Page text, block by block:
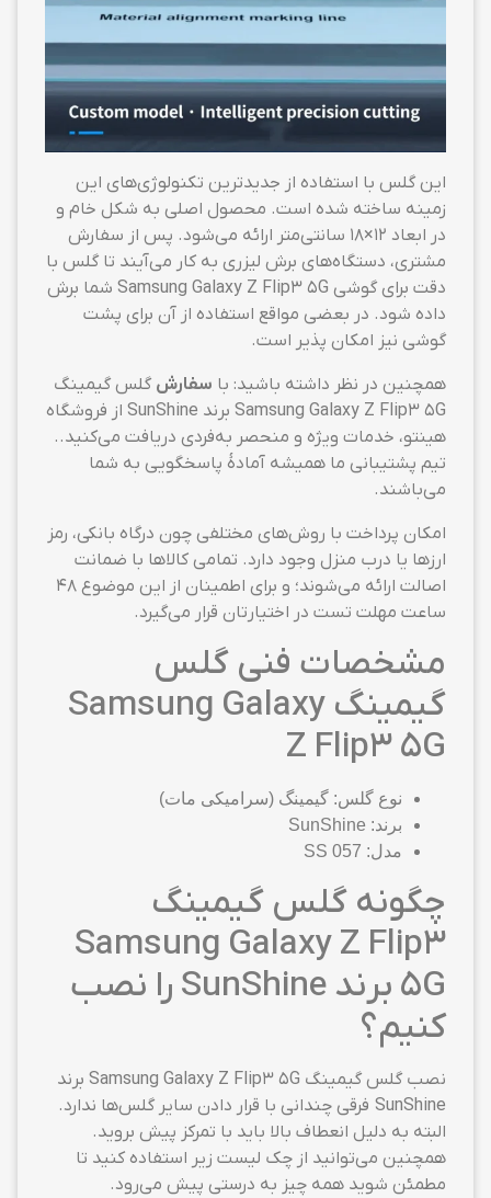
این گلس با استفاده از جدیدترین تکنولوژی‌های این
زمینه ساخته شده است. محصول اصلی به شکل خام و
در ابعاد ۱۲×۱۸ سانتی‌متر ارائه می‌شود. پس از سفارش
مشتری، دستگاه‌های برش لیزری به کار می‌آیند تا گلس با
دقت برای گوشی Samsung Galaxy Z Flip3 5G شما برش
داده شود. در بعضی مواقع استفاده از آن برای پشت
گوشی نیز امکان پذیر است.
همچنین در نظر داشته باشید: با سفارش گلس گیمینگ
Samsung Galaxy Z Flip3 5G برند SunShine از فروشگاه
هینتو، خدمات ویژه و منحصر به‌فردی دریافت می‌کنید..
تیم پشتیبانی ما همیشه آمادهٔ پاسخگویی به شما
می‌باشند.
امکان پرداخت با روش‌های مختلفی چون درگاه بانکی، رمز
ارزها یا درب منزل وجود دارد. تمامی کالاها با ضمانت
اصالت ارائه می‌شوند؛ و برای اطمینان از این موضوع ۴۸
ساعت مهلت تست در اختیارتان قرار می‌گیرد.
مشخصات فنی گلس
گیمینگ Samsung Galaxy
Z Flip3 5G
نوع گلس: گیمینگ (سرامیکی مات)
برند: SunShine
مدل: SS 057
چگونه گلس گیمینگ
Samsung Galaxy Z Flip3
5G برند SunShine را نصب
کنیم؟
نصب گلس گیمینگ Samsung Galaxy Z Flip3 5G برند
SunShine فرقی چندانی با قرار دادن سایر گلس‌ها ندارد.
البته به دلیل انعطاف بالا باید با تمرکز پیش بروید.
همچنین می‌توانید از چک لیست زیر استفاده کنید تا
مطمئن شوید همه چیز به درستی پیش می‌رود.